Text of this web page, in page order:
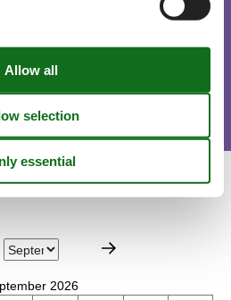
a short vacation this year, typically
2026